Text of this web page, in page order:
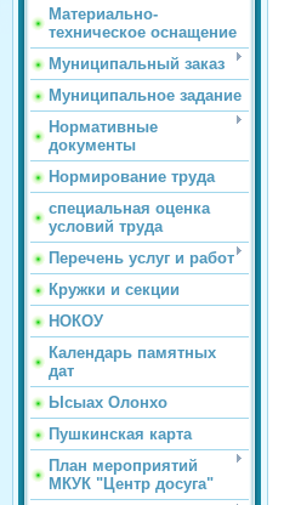
Материально-
техническое оснащение
Муниципальный заказ
Муниципальное задание
Нормативные
документы
Нормирование труда
специальная оценка
условий труда
Перечень услуг и работ
Кружки и секции
НОКОУ
Календарь памятных
дат
Ысыах Олонхо
Пушкинская карта
План мероприятий
МКУК "Центр досуга"